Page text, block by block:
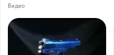
Видео